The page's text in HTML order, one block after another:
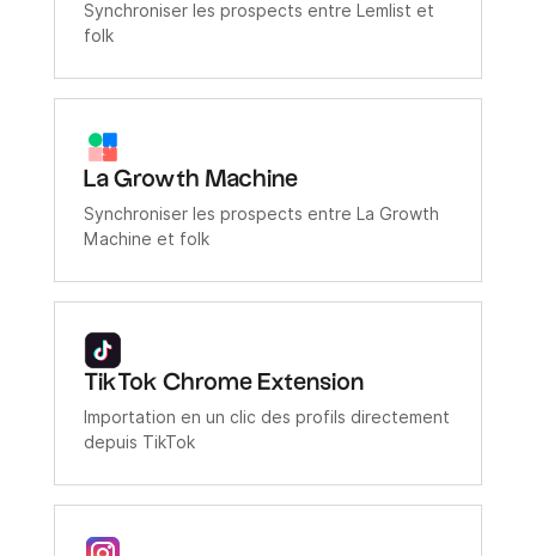
Synchroniser les prospects entre Lemlist et
folk
La Growth Machine
Synchroniser les prospects entre La Growth
Machine et folk
TikTok Chrome Extension
Importation en un clic des profils directement
depuis TikTok